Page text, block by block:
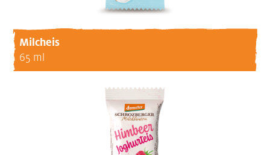
Milcheis
65 ml